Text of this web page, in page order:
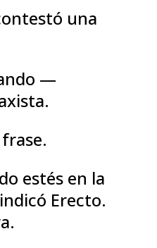
una
—
estés en la
Erecto.